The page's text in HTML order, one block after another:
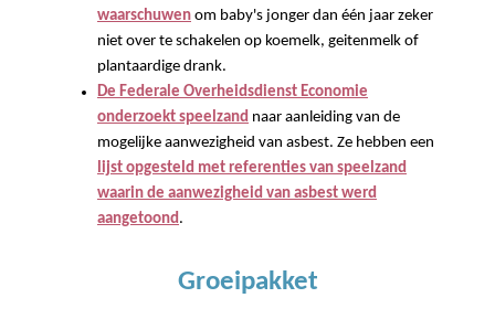
waarschuwen om baby's jonger dan één jaar zeker
niet over te schakelen op koemelk, geitenmelk of
plantaardige drank.
De Federale Overheidsdienst Economie
onderzoekt speelzand naar aanleiding van de
mogelijke aanwezigheid van asbest. Ze hebben een
lijst opgesteld met referenties van speelzand
waarin de aanwezigheid van asbest werd
aangetoond.
Groeipakket